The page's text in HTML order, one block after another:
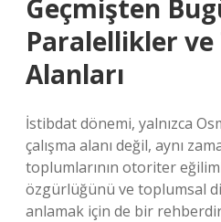
Geçmişten
Paralellikler ve
Alanları
İstibdat dönemi, yalnızca
çalışma alanı değil, aynı
toplumlarının otoriter
özgürlüğünü ve toplumsal
anlamak için de bir